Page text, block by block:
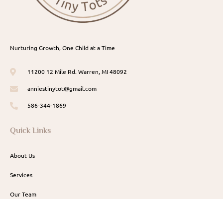
Nurturing Growth, One Child at a Time
11200 12 Mile Rd. Warren, MI 48092
anniestinytot@gmail.com
586-344-1869
Quick Links
About Us
Services
Our Team